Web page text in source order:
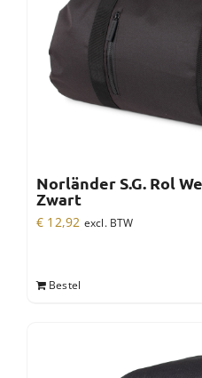
Norländer S.G. Rol
Zwart
€ 12,92 excl. BTW
Bestel